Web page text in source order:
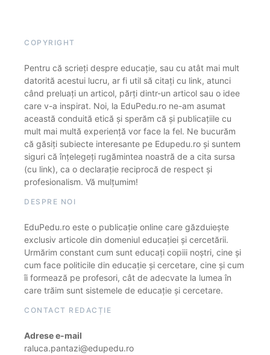
COPYRIGHT
Pentru că scrieți despre educație, sau cu atât mai mult
datorită acestui lucru, ar fi util să citați cu link, atunci
când preluați un articol, părți dintr-un articol sau o idee
care v-a inspirat. Noi, la EduPedu.ro ne-am asumat
această conduită etică și sperăm că și publicațiile cu
mult mai multă experiență vor face la fel. Ne bucurăm
că găsiți subiecte interesante pe Edupedu.ro și suntem
siguri că înțelegeți rugămintea noastră de a cita sursa
(cu link), ca o declarație reciprocă de respect și
profesionalism. Vă mulțumim!
DESPRE NOI
EduPedu.ro este o publicație online care găzduiește
exclusiv articole din domeniul educației și cercetării.
Urmărim constant cum sunt educați copiii noștri, cine și
cum face politicile din educație și cercetare, cine și cum
îi formează pe profesori, cât de adecvate la lumea în
care trăim sunt sistemele de educație și cercetare.
CONTACT REDACȚIE
Adrese e-mail
raluca.pantazi@edupedu.ro